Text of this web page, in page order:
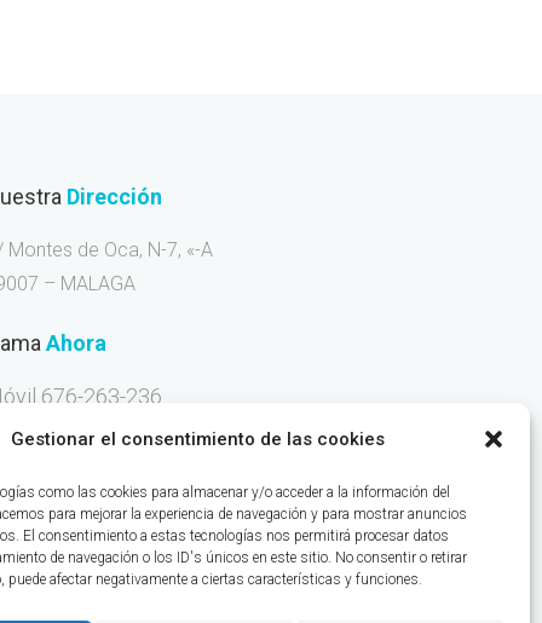
Gestionar el consentimiento de las cookies
como las cookies para almacenar y/o acceder a la información del
para mejorar la experiencia de navegación y para mostrar anuncios
El consentimiento a estas tecnologías nos permitirá procesar datos
de navegación o los ID's únicos en este sitio. No consentir o retirar
puede afectar negativamente a ciertas características y funciones.
Dirección
Montes de Oca, N-7, «-A
– MALAGA
Ahora
676-263-236
26829